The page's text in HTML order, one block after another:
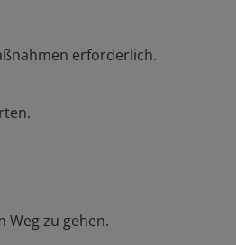
erforderlich.
zu gehen.